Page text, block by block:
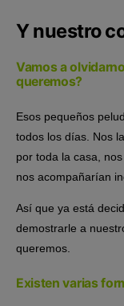
Y nuestro
Vamos a
queremos?
Esos pequeños
todos los días. Nos
por toda la casa,
nos acompañarían
Así que ya está
demostrarle a
queremos.
Existen varias